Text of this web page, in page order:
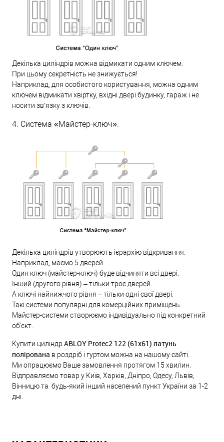
Декілька циліндрів можна відмикати одним ключем.
При цьому секретність не знижується!
Наприклад, для особистого користування, можна одним
ключем відмикати хвіртку, вхідні двері будинку, гараж і не
носити зв’язку з ключів.
4. Система «Майстер-ключ».
Декілька циліндрів утворюють ієрархію відкривання.
Наприклад, маємо 5 дверей.
Один ключ (майстер-ключ) буде відчиняти всі двері.
Інший (другого рівня) – тільки троє дверей.
А ключі найнижчого рівня – тільки одні свої двері.
Такі системи популярні для комерційних приміщень.
Майстер-системи створюємо індивідуально під конкретний
об'єкт.
Купити циліндр ABLOY Protec2 122 (61x61) латунь
полірована в роздріб і гуртом можна на нашому сайті.
Ми опрацюємо Ваше замовлення протягом 15 хвилин.
Відправляємо товар у Київ, Харків, Дніпро, Одесу, Львів,
Вінницю та будь-який інший населений пункт України за 1-2
дні.